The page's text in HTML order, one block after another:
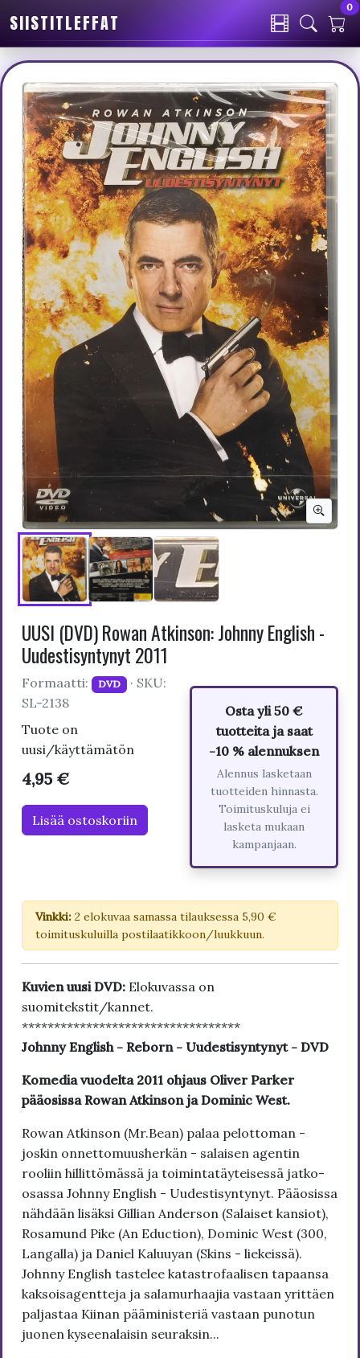
SIISTITLEFFAT
0
UUSI (DVD) Rowan Atkinson: Johnny English -
Uudestisyntynyt 2011
Formaatti: DVD · SKU:
SL-2138
Tuote on
uusi/käyttämätön
4,95 €
Lisää ostoskoriin
Osta yli 50 €
tuotteita ja saat
-10 % alennuksen
Alennus lasketaan
tuotteiden hinnasta.
Toimituskuluja ei
lasketa mukaan
kampanjaan.
Vinkki: 2 elokuvaa samassa tilauksessa 5,90 €
toimituskuluilla postilaatikkoon/luukkuun.
Kuvien uusi DVD: Elokuvassa on
suomitekstit/kannet.
**********************************
Johnny English - Reborn - Uudestisyntynyt - DVD
Komedia vuodelta 2011 ohjaus Oliver Parker
pääosissa Rowan Atkinson ja Dominic West.
Rowan Atkinson (Mr.Bean) palaa pelottoman -
joskin onnettomuusherkän - salaisen agentin
rooliin hillittömässä ja toimintatäyteisessä jatko-
osassa Johnny English - Uudestisyntynyt. Pääosissa
nähdään lisäksi Gillian Anderson (Salaiset kansiot),
Rosamund Pike (An Eduction), Dominic West (300,
Langalla) ja Daniel Kaluuyan (Skins - liekeissä).
Johnny English tastelee katastrofaalisen tapaansa
kaksoisagentteja ja salamurhaajia vastaan yrittäen
paljastaa Kiinan pääministeriä vastaan punotun
juonen kyseenalaisin seuraksin...